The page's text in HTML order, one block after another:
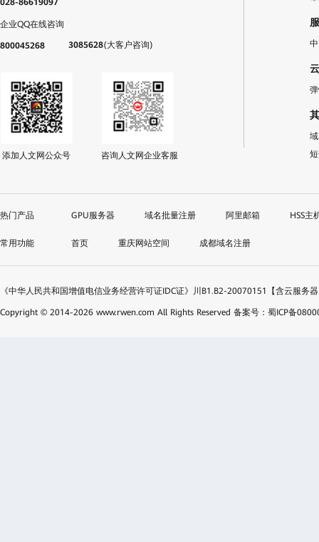
028-86619097
企业QQ在线咨询
800045268 3085628(大客户咨询)
添加人文网公众号 咨询人文网企业客服
GPU服务器 域名批量注册 阿里邮箱 HSS主
首页 重庆网站空间 成都域名注册
《中华人民共和国增值电信业务经营许可证IDC证》川B1.B2-20070151【含云服务
Copyright © 2014-2026 www.rwen.com All Rights Reserved 备案号：蜀ICP备